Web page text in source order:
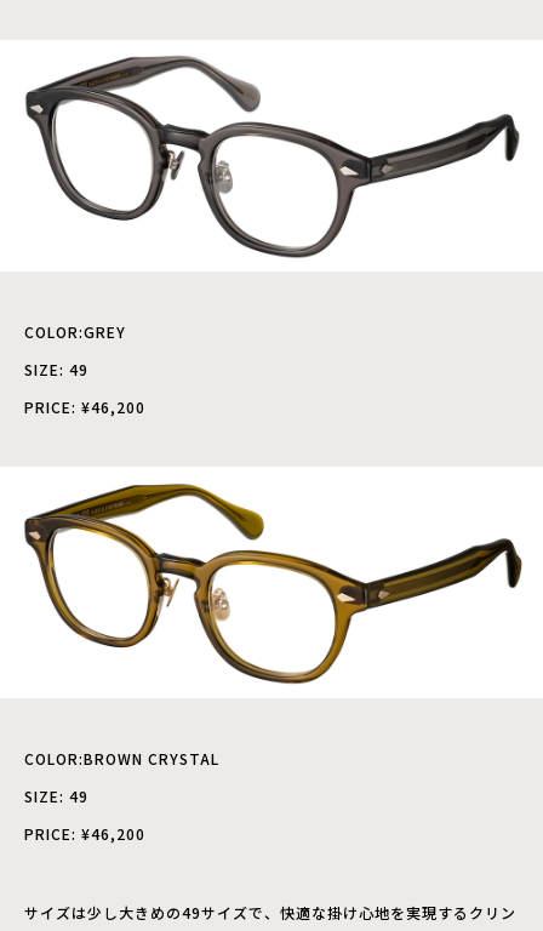
COLOR:GREY
SIZE: 49
PRICE: ¥46,200
COLOR:BROWN CRYSTAL
SIZE: 49
PRICE: ¥46,200
サイズは少し大きめの49サイズで、快適な掛け心地を実現するクリン